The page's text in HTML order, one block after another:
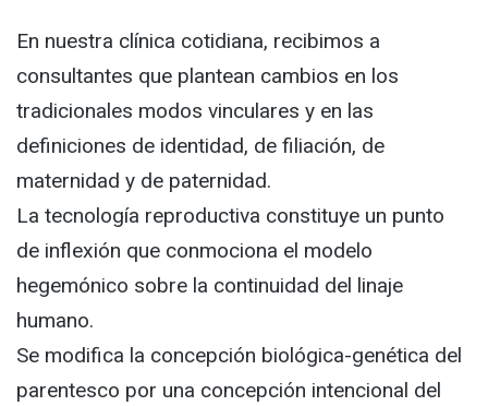
En nuestra clínica cotidiana, recibimos a
consultantes que plantean cambios en los
tradicionales modos vinculares y en las
definiciones de identidad, de filiación, de
maternidad y de paternidad.
La tecnología reproductiva constituye un punto
de inflexión que conmociona el modelo
hegemónico sobre la continuidad del linaje
humano.
Se modifica la concepción biológica-genética del
parentesco por una concepción intencional del